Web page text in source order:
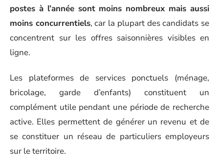
postes à l’année sont moins nombreux mais aussi
moins concurrentiels, car la plupart des candidats se
concentrent sur les offres saisonnières visibles en
ligne.
Les plateformes de services ponctuels (ménage,
bricolage, garde d’enfants) constituent un
complément utile pendant une période de recherche
active. Elles permettent de générer un revenu et de
se constituer un réseau de particuliers employeurs
sur le territoire.